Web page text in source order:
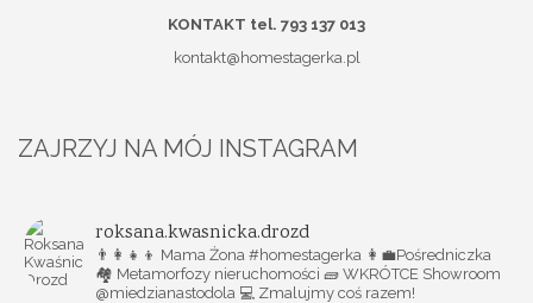
KONTAKT tel. 793 137 013
kontakt@homestagerka.pl
ZAJRZYJ NA MÓJ INSTAGRAM
roksana.kwasnicka.drozd
👨‍👩‍👧‍👦 Mama Żona #homestagerka 👩‍💼Pośredniczka
🏘️ Metamorfozy nieruchomości 🧱 WKRÓTCE Showroom
@miedzianastodola 💻 Zmalujmy coś razem!